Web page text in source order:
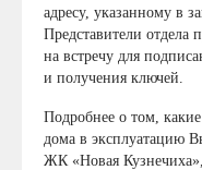
адресу, указанному в
Представители отдела
на встречу для
и получения ключей.
Подробнее о том,
дома в эксплуатацию
ЖК «Новая